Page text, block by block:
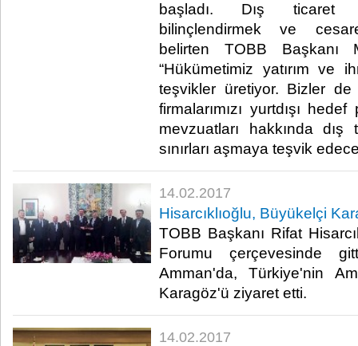
başladı. Dış ticaret
bilinçlendirmek ve
belirten TOBB Başkanı
“Hükümetimiz yatırım ve
teşvikler üretiyor. Bizler
firmalarımızı yurtdışı
mevzuatları hakkında
sınırları aşmaya teşvik
14.02.2017
Hisarcıklıoğlu, Büyükelçi
TOBB Başkanı Rifat
Forumu çerçevesinde
Amman'da, Türkiye'nin
Karagöz'ü ziyaret etti.​
14.02.2017